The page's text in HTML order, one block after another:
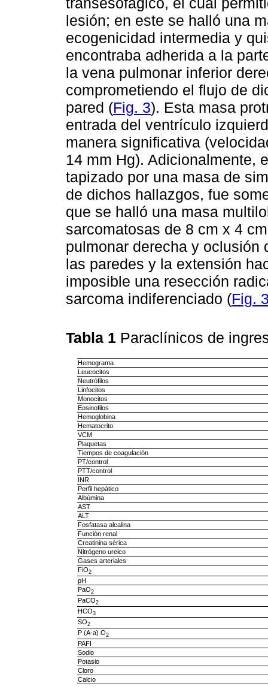
lesión; en este se halló una
ecogenicidad intermedia y
encontraba adherida a la
la vena pulmonar inferior
comprometiendo el flujo de
pared (Fig. 3). Esta masa
entrada del ventrículo
manera significativa
14 mm Hg). Adicionalmente,
tapizado por una masa de
de dichos hallazgos, fue
que se halló una masa
sarcomatosas de 8 cm x 4
pulmonar derecha y oclusión
las paredes y la extensión
imposible una resección
sarcoma indiferenciado (Fig.
Tabla 1 Paraclínicos de
Hemograma
Leucocitos
Neutrófilos
Linfocitos
Monocitos
Eosinofilos
Hemoglobina
Hematocrito
VCM
Plaquetas
Tiempos de coagulación
PT/control
PTT/control
INR
Perfil hepático
Albúmina
AST
ALT
Fosfatasa alcalina
Función renal
Creatinina sérica
Nitrógeno ureico
Gases arteriales
FiO2
pH
PaO2
PaCO2
HCO3
SO2
P (A-a) O2
PAFI
Sodio
Potasio
Cloro
Calcio